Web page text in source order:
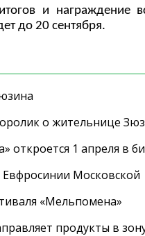
и награждение
до 20 сентября.
о жительнице
откроется 1 апреля в
Московской
«Мельпомена»
продукты в